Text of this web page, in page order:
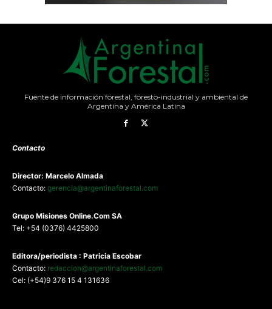
Fuente de información forestal, foresto-industrial y ambiental de
Argentina y América Latina
Contacto
Director: Marcelo Almada
Contacto: gerencia@argentinaforestal.com
Grupo Misiones Online.Com SA
Tel: +54 (0376) 4425800
Editora/periodista : Patricia Escobar
Contacto: redaccion@argentinaforestal.com
Cel: (+54)9 376 15 4 131636